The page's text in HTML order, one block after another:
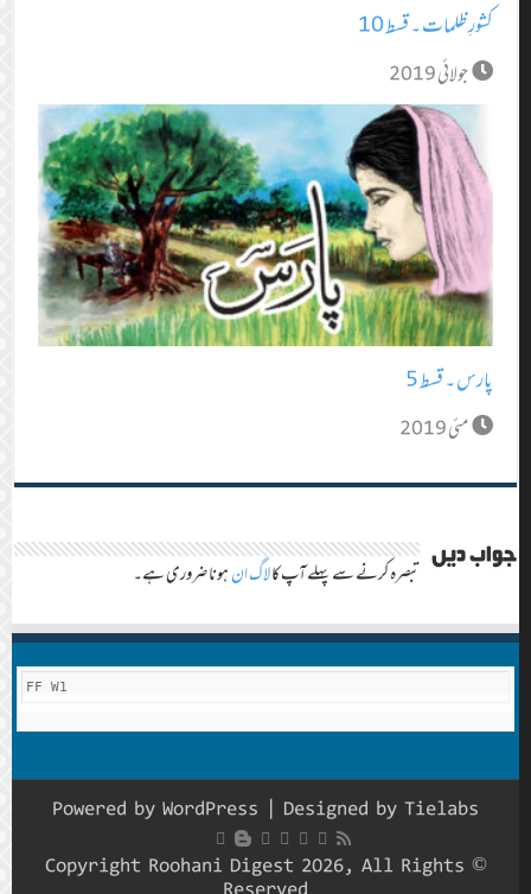
کشورِ ظلمات ۔ قسط 10
جولائی 2019
پارس ۔ قسط 5
مئی 2019
جواب دیں تبصرہ کرنے سے پہلے آپ کالاگ انہونا ضروری ہے۔
FF W1
Powered by WordPress | Designed by Tielabs
© Copyright Roohani Digest 2026, All Rights